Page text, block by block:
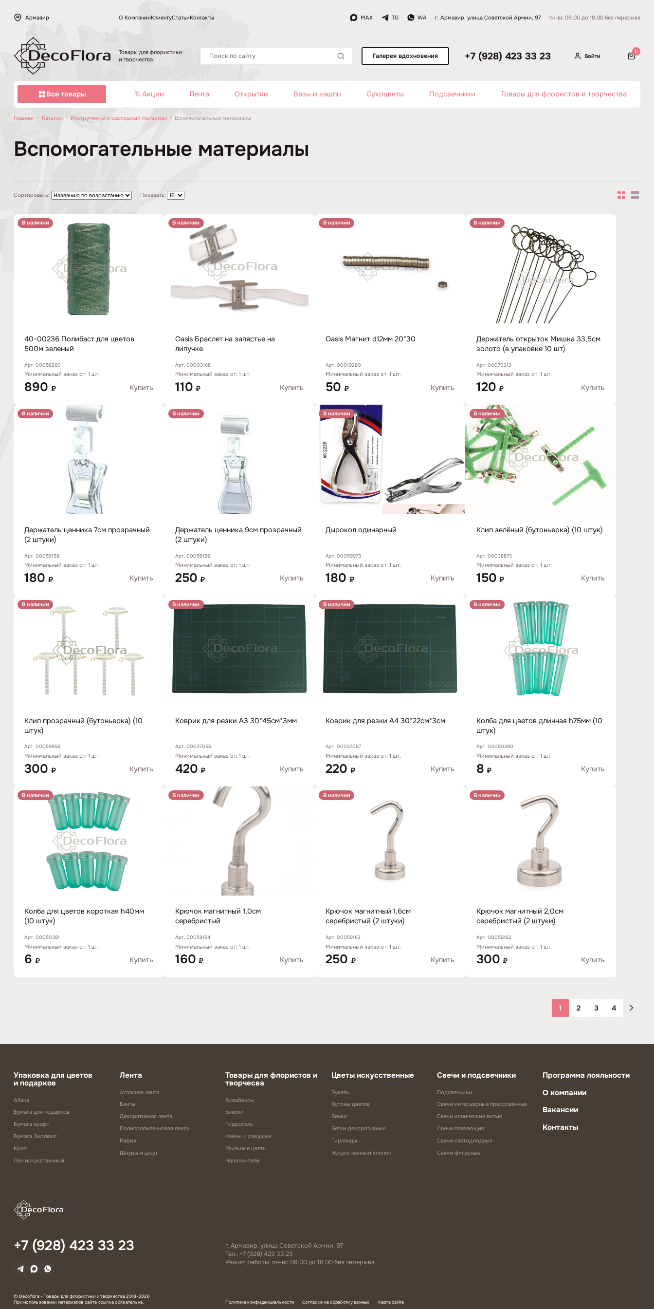
Армавир О КомпанииКлиентуСтатьиКонтакты MAX TG WA г. Армавир, улица Советской Армии, 97 пн-вс 09.00 до 18.00 без перерыва
Товары для флористики
и творчества
Галерея вдохновения +7 (928) 423 33 23 Войти
0
Все товары % Акции Лента Открытки Вазы и кашпо Сухоцветы Подсвечники Товары для флористов и творчества
Главная Каталог Инструменты и расходный материал Вспомогательные материалы
Вспомогательные материалы
Сортировать: Показать:
В наличии
40-00236 Полибаст для цветов
500м зеленый
Арт. 00056260
Минимальный заказ от: 1 шт.
890 ₽ Купить
В наличии
Oasis Браслет на запястье на
липучке
Арт. 00003168
Минимальный заказ от: 1 шт.
110 ₽ Купить
В наличии
Oasis Магнит d12мм 20*30
Арт. 00019280
Минимальный заказ от: 1 шт.
50 ₽ Купить
В наличии
Держатель открыток Мишка 33,5см
золото (в упаковке 10 шт)
Арт. 00070213
Минимальный заказ от: 1 шт.
120 ₽ Купить
В наличии
Держатель ценника 7см прозрачный
(2 штуки)
Арт. 00059158
Минимальный заказ от: 1 шт.
180 ₽ Купить
В наличии
Держатель ценника 9см прозрачный
(2 штуки)
Арт. 00059159
Минимальный заказ от: 1 шт.
250 ₽ Купить
В наличии
Дырокол одинарный
Арт. 00059973
Минимальный заказ от: 1 шт.
180 ₽ Купить
В наличии
Клип зелёный (бутоньерка) (10 штук)
Арт. 00038873
Минимальный заказ от: 1 шт.
150 ₽ Купить
В наличии
Клип прозрачный (бутоньерка) (10
штук)
Арт. 00059956
Минимальный заказ от: 1 шт.
300 ₽ Купить
В наличии
Коврик для резки А3 30*45см*3мм
Арт. 00037056
Минимальный заказ от: 1 шт.
420 ₽ Купить
В наличии
Коврик для резки А4 30*22см*3см
Арт. 00037057
Минимальный заказ от: 1 шт.
220 ₽ Купить
В наличии
Колба для цветов длинная h75мм (10
штук)
Арт. 00050390
Минимальный заказ от: 1 шт.
8 ₽ Купить
В наличии
Колба для цветов короткая h40мм
(10 штук)
Арт. 00050391
Минимальный заказ от: 1 шт.
6 ₽ Купить
В наличии
Крючок магнитный 1,0см
серебристый
Арт. 00059164
Минимальный заказ от: 1 шт.
160 ₽ Купить
В наличии
Крючок магнитный 1,6см
серебристый (2 штуки)
Арт. 00059163
Минимальный заказ от: 1 шт.
250 ₽ Купить
В наличии
Крючок магнитный 2,0см
серебристый (2 штуки)
Арт. 00059162
Минимальный заказ от: 1 шт.
300 ₽ Купить
1 2 3 4
Упаковка для цветов
и подарков
Абака
Бумага для подарков
Бумага крафт
Бумага Эколюкс
Креп
Лен искусственный
Лента
Атласная лента
Банты
Декоративная лента
Полипропиленновая лента
Рафия
Шнуры и джут
Товары для флористов и
творчесва
Аквабоксы
Блески
Гидрогель
Камни и ракушки
Мыльные цветы
Наполнители
Цветы искусственные
Букеты
Бутоны цветов
Венки
Ветки декоративные
Гирлянды
Искусственный хлопок
Свечи и подсвечники
Подсвечники
Свечи интерьерные прессованные
Свечи конические витые
Свечи плавающие
Свечи светодиодные
Свечи фигурные
Программа лояльности
О компании
Вакансии
Контакты
+7 (928) 423 33 23
г. Армавир, улица Советской Армии, 97
Тел.: +7 (928) 423 33 23
Режим работы: пн-вс 09.00 до 18.00 без перерыва
© Decoflora - Товары для флористики и творчества 2018-2026
При использовании материалов сайта ссылка обязательна.
Политика конфиденциальности Согласие на обработку данных Карта сайта